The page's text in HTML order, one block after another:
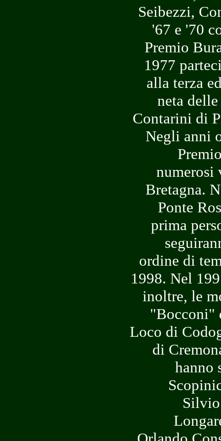
Seibezzi,
'67 e '70
Premio
1977
alla terza
neta
Contarini di
Negli anni
numerosi
Bretagna.
Ponte
prima
ordine di
1998. Nel
inoltre, le
"Bocconi"
Loco di
di
hanno